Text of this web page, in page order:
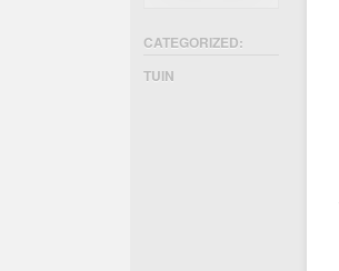
CATEGORIZED:
TUIN